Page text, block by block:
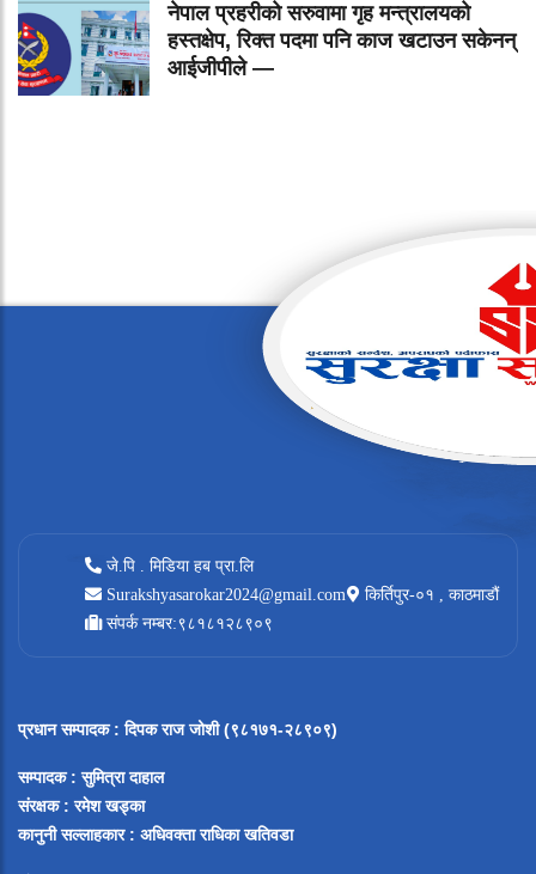
नेपाल प्रहरीको सरुवामा गृह मन्त्रालयको
हस्तक्षेप, रिक्त पदमा पनि काज खटाउन सकेनन्
आईजीपीले —
जे.पि . मिडिया हब प्रा.लि
Surakshyasarokar2024@gmail.com
किर्तिपुर-०१ , काठमाडौं
संपर्क नम्बर:९८१८१२८९०९
प्रधान सम्पादक: दिपक राज जोशी (९८१७१-२८९०९)
सम्पादक : सुमित्रा दाहाल
संरक्षक : रमेश खड्का
कानुनी सल्लाहकार : अधिवक्ता राधिका खतिवडा